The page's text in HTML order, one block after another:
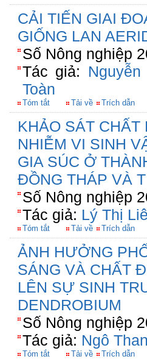
CẢI TIẾN GIAI
GIỐNG LAN
Số Nông nghiệp
Tác giả:
Toàn
Tóm tắt Tải về Trích dẫn
KHẢO SÁT
NHIỄM VI SINH
GIA SÚC Ở
ĐỒNG THÁP VÀ
Số Nông nghiệp
Tác giả: Lý Thị
Tóm tắt Tải về Trích dẫn
ẢNH HƯỞNG
SÁNG VÀ CHẤT
LÊN SỰ SINH
DENDROBIUM
Số Nông nghiệp
Tác giả: Ngô
Tóm tắt Tải về Trích dẫn